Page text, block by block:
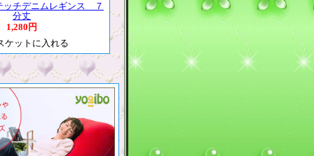
ッチデニムレギンス ７
分丈
1,280円